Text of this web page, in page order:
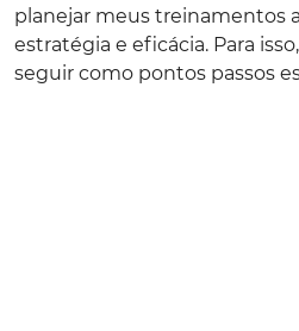
planejar meus treinamentos
estratégia e eficácia. Para
seguir como pontos passos